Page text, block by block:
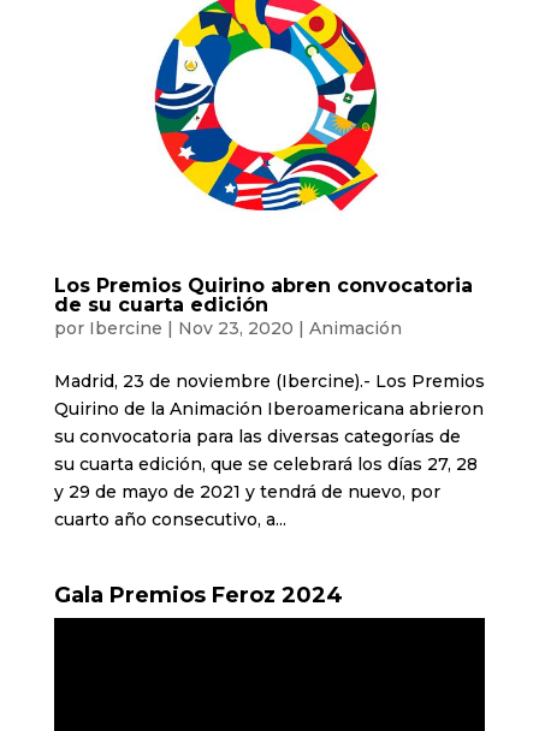
Los Premios Quirino abren convocatoria
de su cuarta edición
por Ibercine Nov 23, 2020 Animación
Madrid, 23 de noviembre (Ibercine).- Los Premios
Quirino de la Animación Iberoamericana abrieron
su convocatoria para las diversas categorías de
su cuarta edición, que se celebrará los días 27, 28
y 29 de mayo de 2021 y tendrá de nuevo, por
cuarto año consecutivo, a...
Gala Premios Feroz 2024